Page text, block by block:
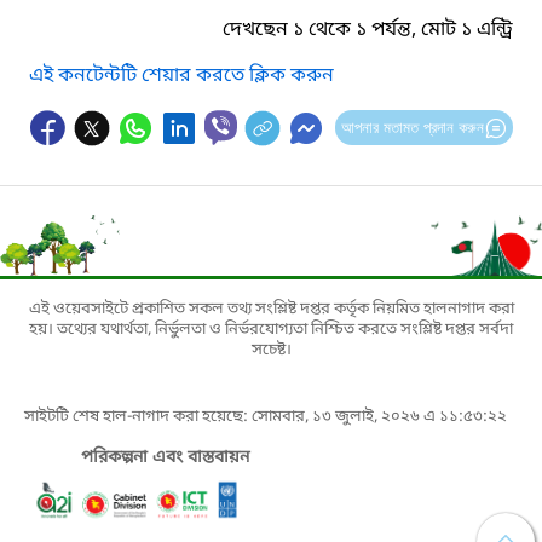
দেখছেন ১ থেকে ১ পর্যন্ত, মোট ১ এন্ট্রি
এই কনটেন্টটি শেয়ার করতে ক্লিক করুন
আপনার মতামত প্রদান করুন
এই ওয়েবসাইটে প্রকাশিত সকল তথ্য সংশ্লিষ্ট দপ্তর কর্তৃক নিয়মিত হালনাগাদ করা
হয়। তথ্যের যথার্থতা, নির্ভুলতা ও নির্ভরযোগ্যতা নিশ্চিত করতে সংশ্লিষ্ট দপ্তর সর্বদা
সচেষ্ট।
সাইটটি শেষ হাল-নাগাদ করা হয়েছে: সোমবার, ১৩ জুলাই, ২০২৬ এ ১১:৫৩:২২
পরিকল্পনা এবং বাস্তবায়ন